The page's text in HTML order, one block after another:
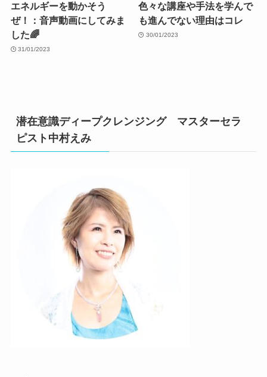
エネルギーを動かそう
ぜ！：音声動画にしてみま
した🌈
31/01/2023
色々な講座や手法を学んで
も進んでない理由はコレ
30/01/2023
潜在意識ディープクレンジング マスターセラ
ピスト中村えみ